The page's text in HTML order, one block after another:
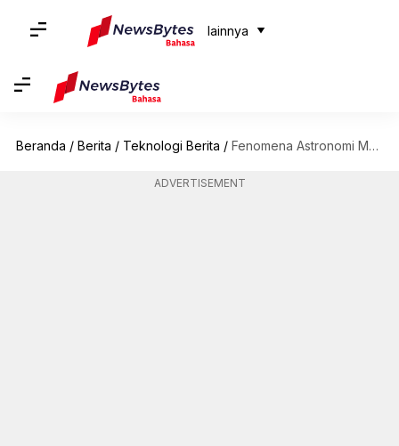
lainnya
Beranda / Berita / Teknologi Berita / Fenomena Astronomi Menarik yang Bisa Anda Nikmati dengan Teleskop
ADVERTISEMENT